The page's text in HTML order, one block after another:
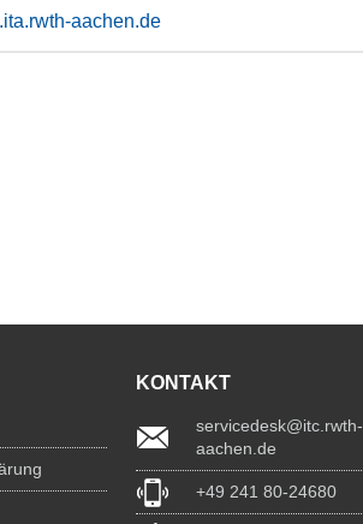
aachen.de
KONTAKT
servicedesk@itc.rwth-
aachen.de
+49 241 80-24680